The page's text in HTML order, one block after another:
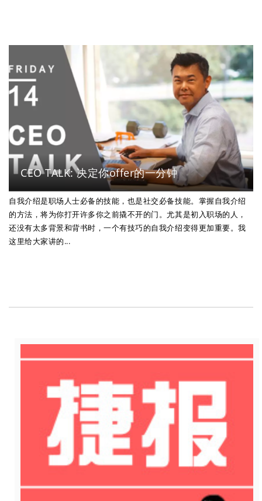
CEO TALK: 决定你offer的一分钟
自我介绍是职场人士必备的技能，也是社交必备技能。掌握自我介绍
的方法，将为你打开许多你之前撬不开的门。尤其是初入职场的人，
还没有太多背景和背书时，一个有技巧的自我介绍变得更加重要。我
这里给大家讲的...